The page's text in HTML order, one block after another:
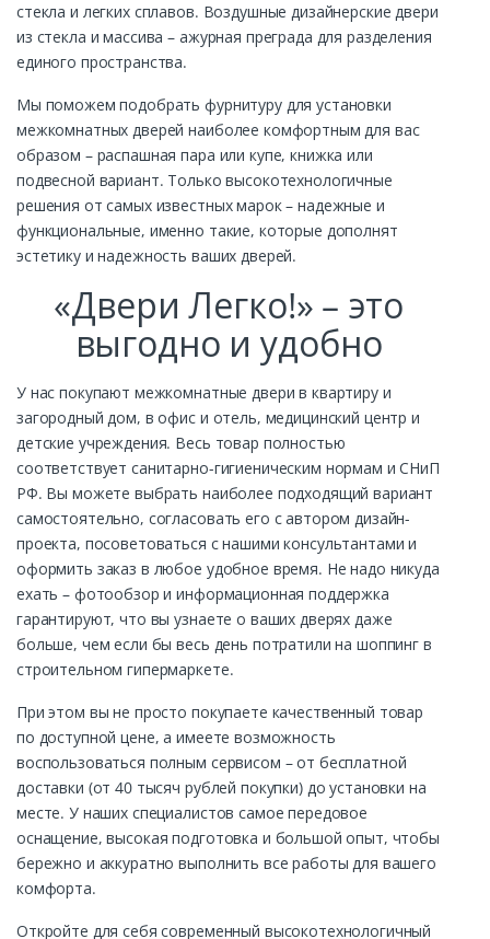
стекла и легких сплавов. Воздушные дизайнерские двери
из стекла и массива – ажурная преграда для разделения
единого пространства.
Мы поможем подобрать фурнитуру для установки
межкомнатных дверей наиболее комфортным для вас
образом – распашная пара или купе, книжка или
подвесной вариант. Только высокотехнологичные
решения от самых известных марок – надежные и
функциональные, именно такие, которые дополнят
эстетику и надежность ваших дверей.
«Двери Легко!» – это
выгодно и удобно
У нас покупают межкомнатные двери в квартиру и
загородный дом, в офис и отель, медицинский центр и
детские учреждения. Весь товар полностью
соответствует санитарно-гигиеническим нормам и СНиП
РФ. Вы можете выбрать наиболее подходящий вариант
самостоятельно, согласовать его с автором дизайн-
проекта, посоветоваться с нашими консультантами и
оформить заказ в любое удобное время. Не надо никуда
ехать – фотообзор и информационная поддержка
гарантируют, что вы узнаете о ваших дверях даже
больше, чем если бы весь день потратили на шоппинг в
строительном гипермаркете.
При этом вы не просто покупаете качественный товар
по доступной цене, а имеете возможность
воспользоваться полным сервисом – от бесплатной
доставки (от 40 тысяч рублей покупки) до установки на
месте. У наших специалистов самое передовое
оснащение, высокая подготовка и большой опыт, чтобы
бережно и аккуратно выполнить все работы для вашего
комфорта.
Откройте для себя современный высокотехнологичный